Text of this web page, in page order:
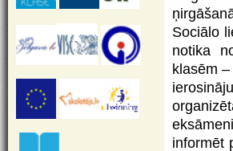
Sociālo
notika
klasēm
informēt